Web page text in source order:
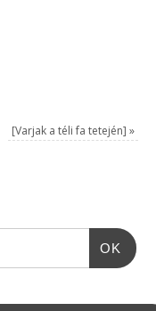
[Varjak a téli fa tetején] »
OK